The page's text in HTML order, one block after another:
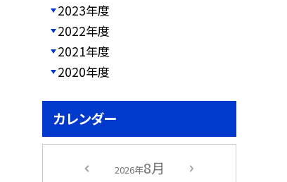
2023年度
2022年度
2021年度
2020年度
カレンダー
2026年8月